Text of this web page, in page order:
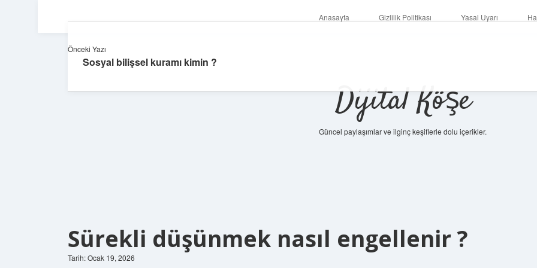
Anasayfa Gizlilik Politikası Yasal Uyarı
Dijital Köşe
Güncel paylaşımlar ve ilginç keşiflerle dolu içerikler.
Sürekli düşünmek nasıl engellenir ?
Tarih: Ocak 19, 2026
Önceki Yazı
Sosyal bilişsel kuramı kimin ?